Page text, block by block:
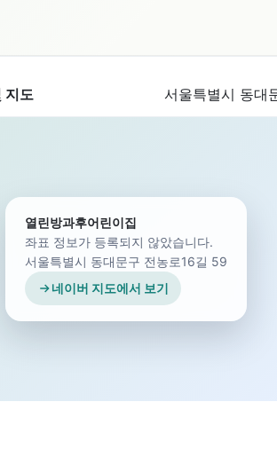
지도 서울특별시 동대
열린방과후어린이집
좌표 정보가 등록되지 않았습니다.
서울특별시 동대문구 전농로16길 59
네이버 지도에서 보기